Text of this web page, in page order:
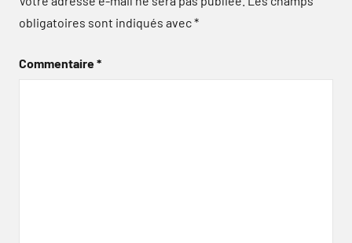
obligatoires sont indiqués avec*
Commentaire*